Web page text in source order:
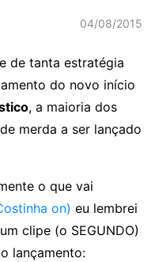
04/08/2015
de tanta estratégia
do novo início
, a maioria dos
merda a ser lançado
o que vai
on) eu lembrei
clipe (o SEGUNDO)
lançamento: